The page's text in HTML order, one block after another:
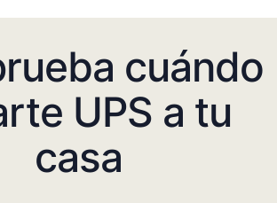
cuándo
UPS a tu
casa